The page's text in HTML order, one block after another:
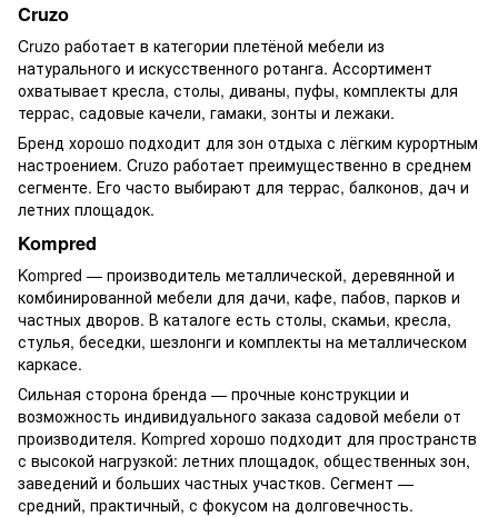
Cruzo
Cruzo работает в категории плетёной мебели из
натурального и искусственного ротанга. Ассортимент
охватывает кресла, столы, диваны, пуфы, комплекты для
террас, садовые качели, гамаки, зонты и лежаки.
Бренд хорошо подходит для зон отдыха с лёгким курортным
настроением. Cruzo работает преимущественно в среднем
сегменте. Его часто выбирают для террас, балконов, дач и
летних площадок.
Kompred
Kompred — производитель металлической, деревянной и
комбинированной мебели для дачи, кафе, пабов, парков и
частных дворов. В каталоге есть столы, скамьи, кресла,
стулья, беседки, шезлонги и комплекты на металлическом
каркасе.
Сильная сторона бренда — прочные конструкции и
возможность индивидуального заказа садовой мебели от
производителя. Kompred хорошо подходит для пространств
с высокой нагрузкой: летних площадок, общественных зон,
заведений и больших частных участков. Сегмент —
средний, практичный, с фокусом на долговечность.